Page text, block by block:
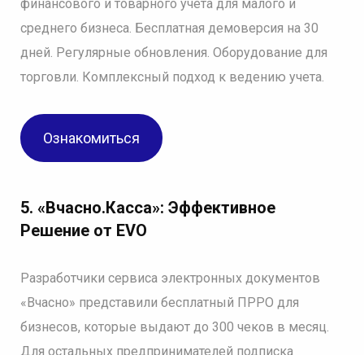
финансового и товарного учета для малого и
среднего бизнеса. Бесплатная демоверсия на 30
дней. Регулярные обновления. Оборудование для
торговли. Комплексный подход к ведению учета.
Ознакомиться
5. «Вчасно.Касса»: Эффективное
Решение от EVO
Разработчики сервиса электронных документов
«Вчасно» представили бесплатный ПРРО для
бизнесов, которые выдают до 300 чеков в месяц.
Для остальных предпринимателей подписка